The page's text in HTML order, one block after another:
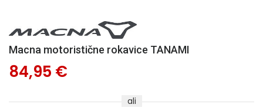
Macna motoristične rokavice TANAMI
84,95 €
ali